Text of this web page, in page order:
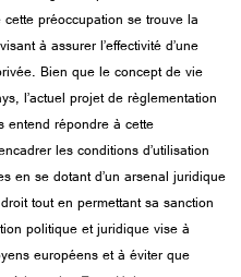
préoccupation se trouve la
à assurer l’effectivité d’une
Bien que le concept de vie
l’actuel projet de règlementation
répondre à cette
les conditions d’utilisation
en se dotant d’un arsenal juridique
tout en permettant sa sanction
politique et juridique vise à
européens et à éviter que